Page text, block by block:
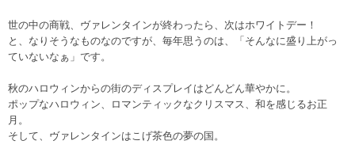
世の中の商戦、ヴァレンタインが終わったら、次はホワイトデー！
と、なりそうなものなのですが、毎年思うのは、「そんなに盛り上がっ
ていないなぁ」です。
秋のハロウィンからの街のディスプレイはどんどん華やかに。
ポップなハロウィン、ロマンティックなクリスマス、和を感じるお正
月。
そして、ヴァレンタインはこげ茶色の夢の国。